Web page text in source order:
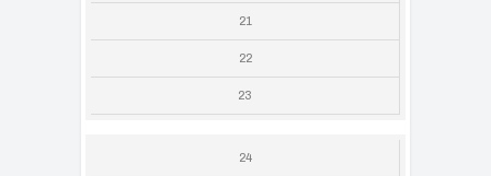
21
22
23
24